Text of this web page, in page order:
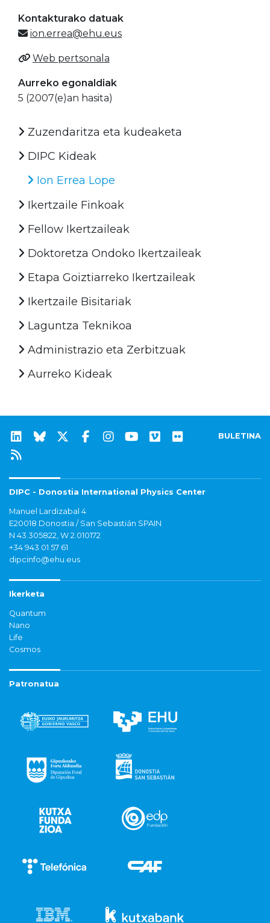
Kontakturako datuak
ion.errea@ehu.eus
Web pertsonala
Aurreko egonaldiak
5 (2007(e)an hasita)
Zuzendaritza eta kudeaketa
DIPC Kideak
Ion Errea Lope
Ikertzaile Finkoak
Fellow Ikertzaileak
Doktoretza Ondoko Ikertzaileak
Etapa Goiztiarreko Ikertzaileak
Ikertzaile Bisitariak
Laguntza Teknikoa
Administrazio eta Zerbitzuak
Aurreko Kideak
BULETINA
DIPC - Donostia International Physics Center
Manuel Lardizabal 4
E20018 Donostia / San Sebastián SPAIN
N 43.305822, W 2.010172
+34 943 01 57 61
dipcinfo@ehu.eus
Ikerketa
Quantum
Nano
Life
Cosmos
Patronatua